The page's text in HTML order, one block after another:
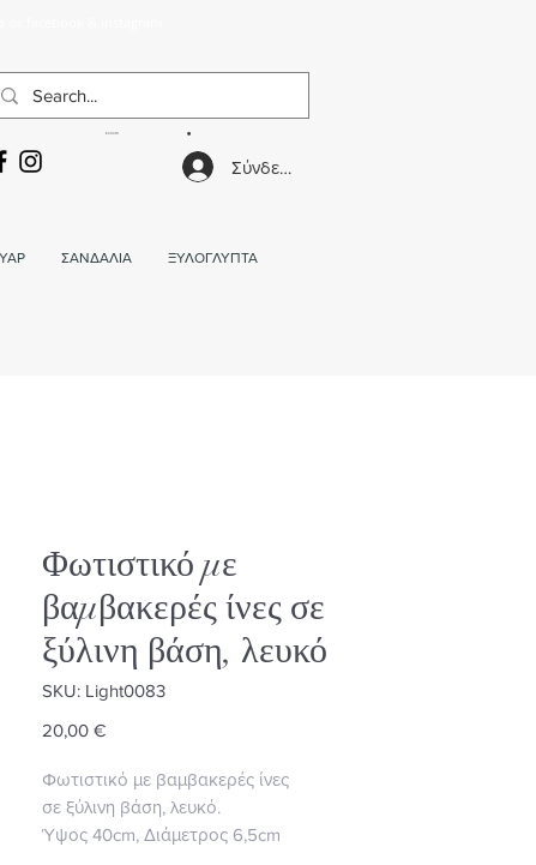
Σύνδεση
ΣΑΝΔΑΛΙΑ ΞΥΛΟΓΛΥΠΤΑ
Φωτιστικό με
βαμβακερές ίνες σε
ξύλινη βάση, λευκό
SKU: Light0083
20,00 €Τιμή
Φωτιστικό με βαμβακερές ίνες
σε ξύλινη βάση, λευκό.
Ύψος 40cm, Διάμετρος 6,5cm